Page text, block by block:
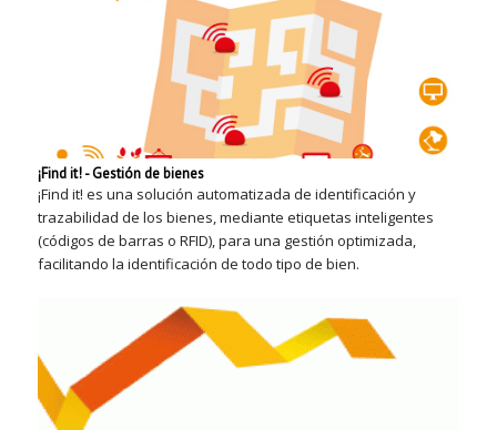
¡Find it! - Gestión de bienes
¡Find it! es una solución automatizada de identificación y
trazabilidad de los bienes, mediante etiquetas inteligentes
(códigos de barras o RFID), para una gestión optimizada,
facilitando la identificación de todo tipo de bien.